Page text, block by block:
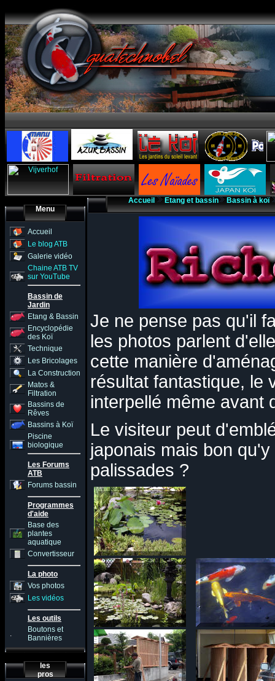
Menu
Accueil
Le blog ATB
Galerie vidéo
Chaine ATB TV
sur YouTube
Bassin de
Jardin
Etang & Bassin
Encyclopédie
des Koï
Technique
Les Bricolages
La Construction
Matos &
Filtration
Bassins de
Rêves
Bassins à Koï
Piscine
biologique
Les Forums
ATB
Forums bassin
Programmes
d'aide
Base des
plantes
aquatique
Convertisseur
La photo
Vos photos
Les vidéos
Les outils
.
Boutons et
Bannières
les
pros
Accueil Etang et bassin Bassin à koï
Je ne pense pas qu'il
les photos parlent
cette manière
résultat fantastique, le
interpellé même avant
Le visiteur peut
japonais mais bon
palissades ?